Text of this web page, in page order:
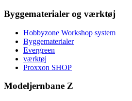
Byggematerialer og værktøj
Hobbyzone Workshop system
Byggematerialer
Evergreen
værktøj
Proxxon SHOP
Modeljernbane Z